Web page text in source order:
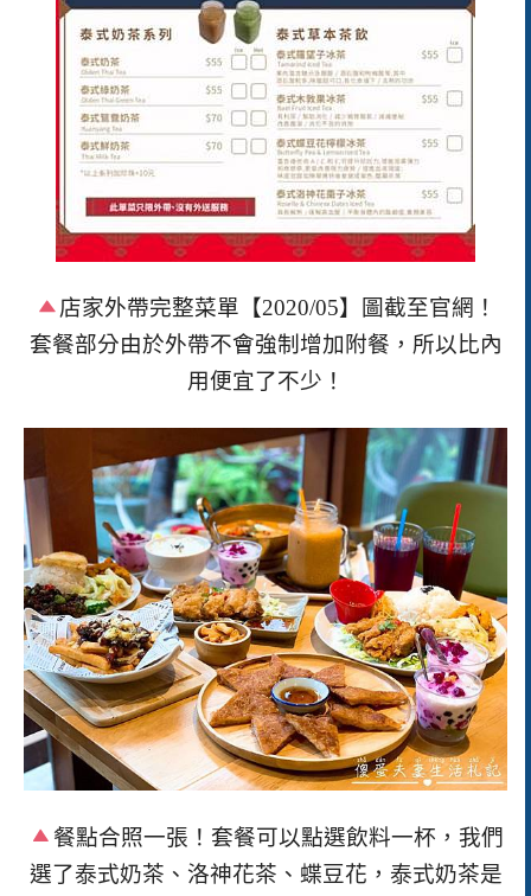
店家外帶完整菜單【2020/05】圖截至官網！
套餐部分由於外帶不會強制增加附餐，所以比內
用便宜了不少！
餐點合照一張！套餐可以點選飲料一杯，我們
選了泰式奶茶、洛神花茶、蝶豆花，泰式奶茶是